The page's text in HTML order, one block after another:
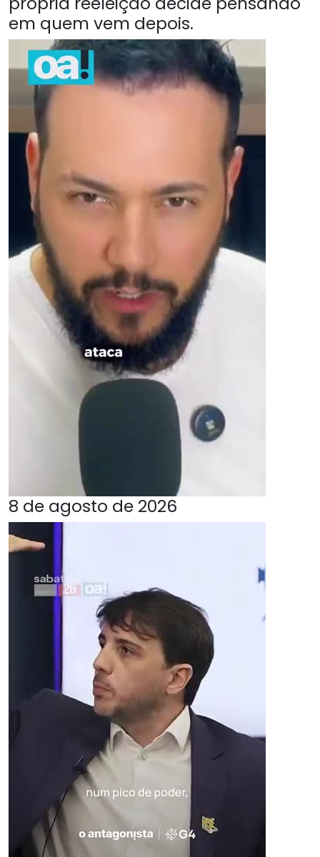
em quem vem depois.
8 de agosto de 2026